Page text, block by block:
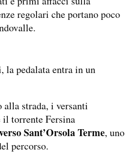
regolari che portano poco
la pedalata entra in un
strada, i versanti
torrente Fersina
Sant’Orsola Terme, uno
percorso.